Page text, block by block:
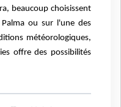
beaucoup choisissent
ou sur l'une des
météorologiques,
offre des possibilités